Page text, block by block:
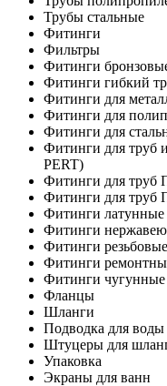
Трубы стальные
Фитинги
Фильтры
Фитинги
Фитинги гибкий
Фитинги для
Фитинги для
Фитинги для
Фитинги для труб
PERT)
Фитинги для
Фитинги для
Фитинги латунные
Фитинги
Фитинги
Фитинги
Фитинги чугунные
Фланцы
Шланги
Подводка для воды
Штуцеры для
Упаковка
Экраны для ванн